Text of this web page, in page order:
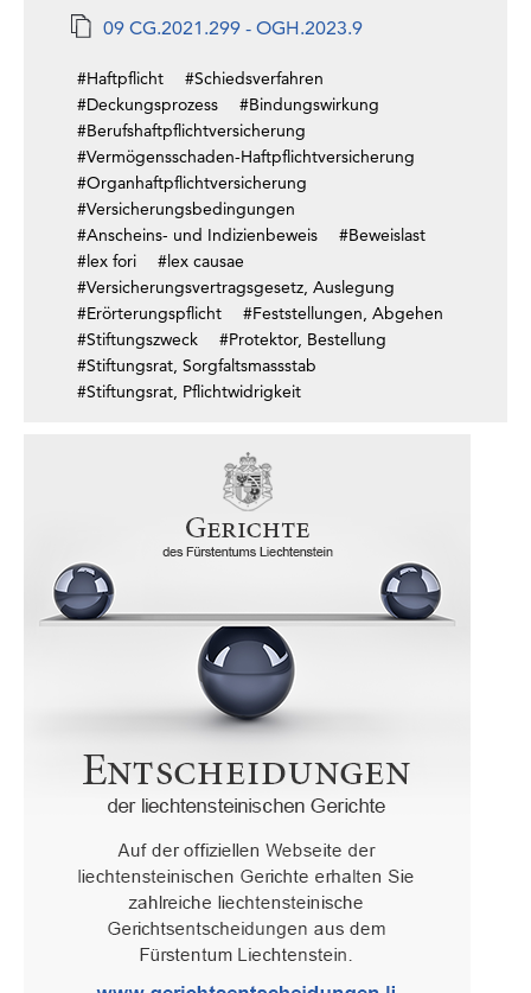
09 CG.2021.299 - OGH.2023.9
#Haftpflicht
#Schiedsverfahren
#Deckungsprozess
#Bindungswirkung
#Berufshaftpflichtversicherung
#Vermögensschaden-Haftpflichtversicherung
#Organhaftpflichtversicherung
#Versicherungsbedingungen
#Anscheins- und Indizienbeweis
#Beweislast
#lex fori
#lex causae
#Versicherungsvertragsgesetz, Auslegung
#Erörterungspflicht
#Feststellungen, Abgehen
#Stiftungszweck
#Protektor, Bestellung
#Stiftungsrat, Sorgfaltsmassstab
#Stiftungsrat, Pflichtwidrigkeit